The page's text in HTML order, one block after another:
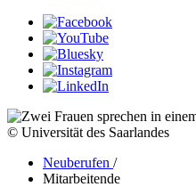
© Universität des Saarlandes
Neuberufen /
Mitarbeitende